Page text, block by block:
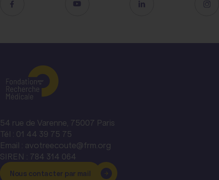
54 rue de Varenne, 75007 Paris
Tél : 01 44 39 75 75
Email : avotreecoute@frm.org
SIREN : 784 314 064
Nous contacter par mail